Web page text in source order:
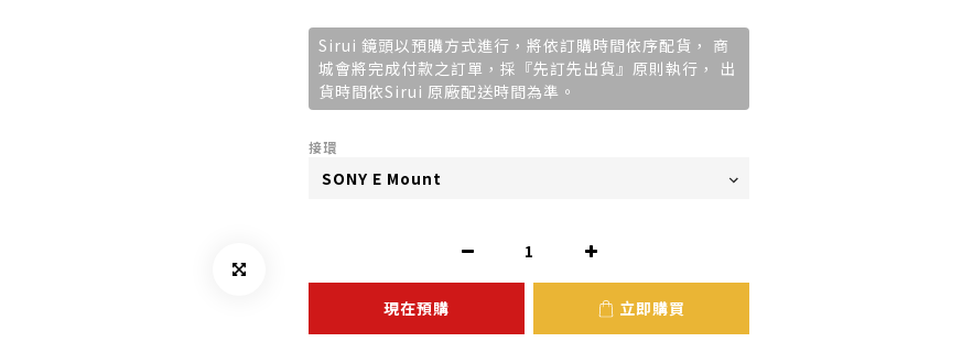
Sirui 鏡頭以預購方式進行，將依訂購時間依序配貨， 商
城會將完成付款之訂單，採『先訂先出貨』原則執行， 出
貨時間依Sirui 原廠配送時間為準。
接環
現在預購 立即購買